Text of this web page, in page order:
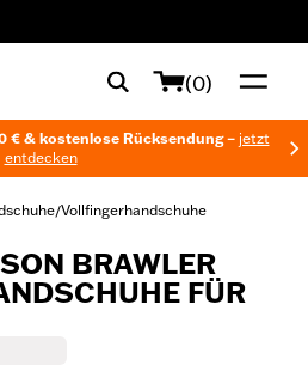
(0)
€ & kostenlose Rücksendung – jetzt
entdecken
/Vollfingerhandschuhe
BRAWLER
FÜR